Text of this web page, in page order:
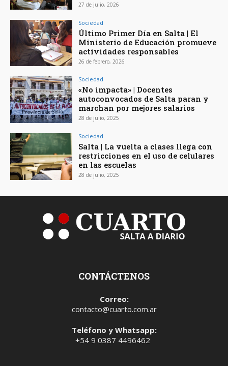
27 de julio, 2026
Sociedad
Último Primer Día en Salta | El
Ministerio de Educación promueve
actividades responsables
26 de febrero, 2026
Sociedad
«No impacta» | Docentes
autoconvocados de Salta paran y
marchan por mejores salarios
28 de julio, 2025
Sociedad
Salta | La vuelta a clases llega con
restricciones en el uso de celulares
en las escuelas
28 de julio, 2025
CONTÁCTENOS
Correo:
contacto@cuarto.com.ar
Teléfono y Whatsapp:
+54 9 0387 4496462